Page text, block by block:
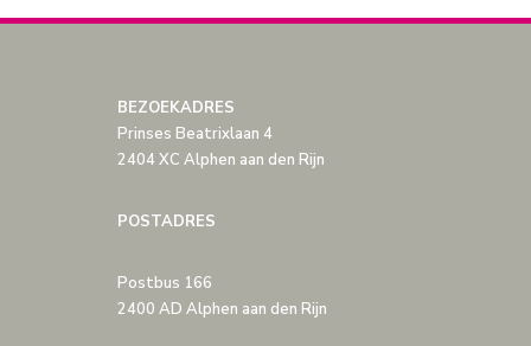
BEZOEKADRES
Prinses Beatrixlaan 4
2404 XC Alphen aan den Rijn
POSTADRES
Postbus 166
2400 AD Alphen aan den Rijn